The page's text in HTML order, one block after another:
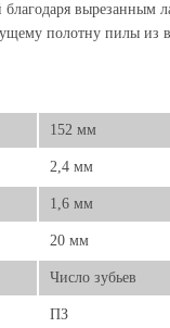
вырезанным
полотну пилы из
152 мм
2,4 мм
1,6 мм
20 мм
Число зубьев
ПЗ